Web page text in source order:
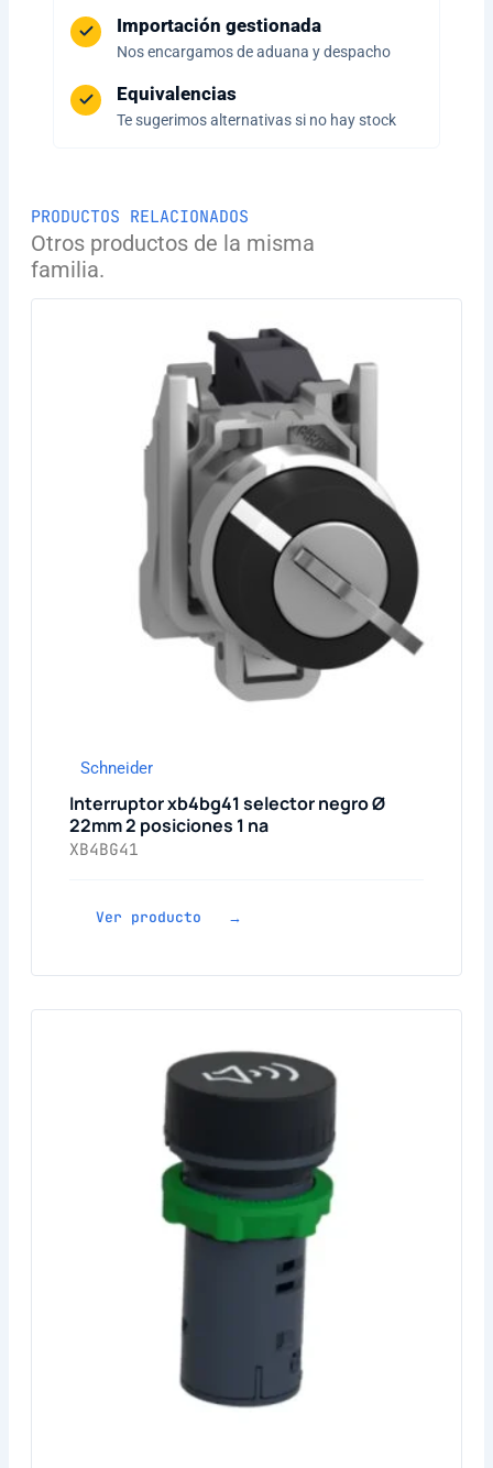
Importación gestionada
Nos encargamos de aduana y despacho
Equivalencias
Te sugerimos alternativas si no hay stock
PRODUCTOS RELACIONADOS
Otros productos de la misma
familia.
Schneider
Interruptor xb4bg41 selector negro Ø
22mm 2 posiciones 1 na
XB4BG41
Ver producto →